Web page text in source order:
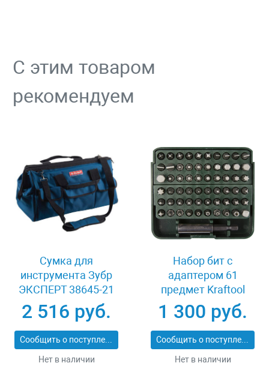
С этим товаром
рекомендуем
Сумка для
инструмента Зубр
ЭКСПЕРТ 38645-21
2 516 руб.
Сообщить о поступлении
Нет в наличии
Набор бит с
адаптером 61
предмет Kraftool
EXPERT 26140-H61
1 300 руб.
Сообщить о поступлении
Нет в наличии